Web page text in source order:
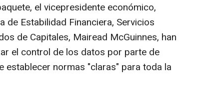
el vicepresidente económico,
de Estabilidad Financiera, Servicios
de Capitales, Mairead McGuinnes, han
el control de los datos por parte de
establecer normas "claras" para toda la